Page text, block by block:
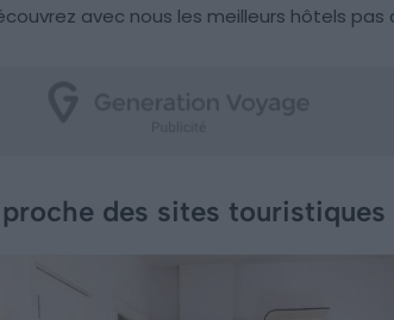
avec nous les meilleurs hôtels pas
des sites touristiques